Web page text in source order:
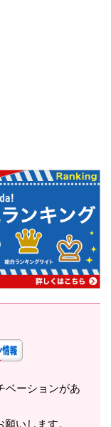
ベーションがあ
いします。